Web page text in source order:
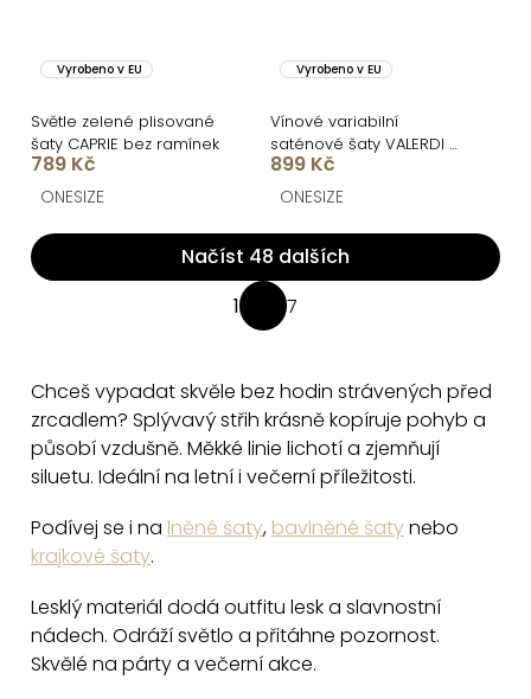
Vyrobeno v EU
Světle zelené plisované
šaty CAPRIE bez ramínek
789 Kč
ONESIZE
Vyrobeno v EU
Vínové variabilní
saténové šaty VALERDI a
rozparkem
899 Kč
ONESIZE
O
v
á
d
a
c
p
v
k
y
Načíst 48 dalších
á
n
k
o
á
1 7
Chceš vypadat skvěle bez hodin strávených před
zrcadlem? Splývavý střih krásně kopíruje pohyb a
působí vzdušně. Měkké linie lichotí a zjemňují
siluetu. Ideální na letní i večerní příležitosti.
Podívej se i na lněné šaty, bavlněné šatynebo
krajkové šaty.
Lesklý materiál dodá outfitu lesk a slavnostní
nádech. Odráží světlo a přitáhne pozornost.
Skvělé na párty a večerní akce.